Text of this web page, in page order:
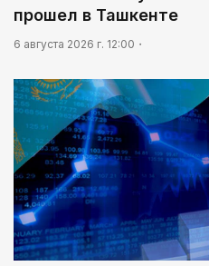
03:00
Идет по городу трамвай
прошел в Ташкенте
6 августа 2026 г. 12:00